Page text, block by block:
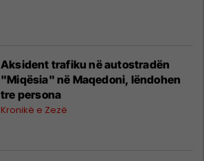
Aksident trafiku në autostradën
"Miqësia" në Maqedoni, lëndohen
tre persona
Kronikë e Zezë